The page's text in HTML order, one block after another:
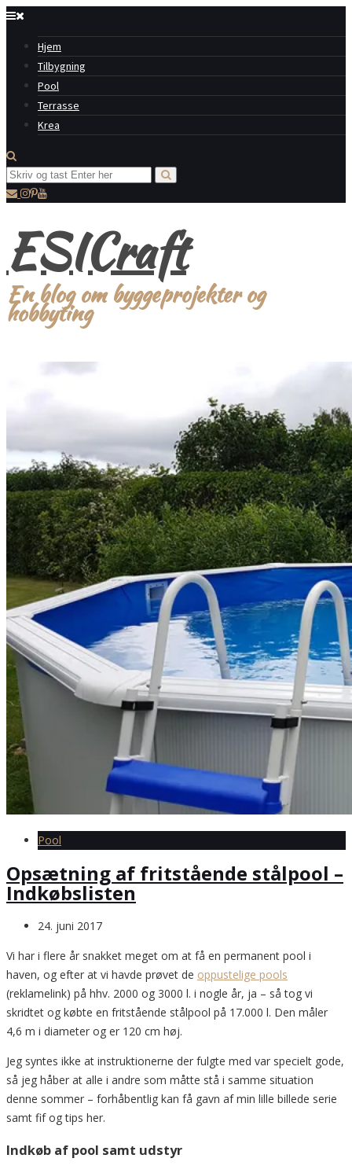
Hjem
Tilbygning
Pool
Terrasse
Krea
ESICraft
En blog om byggeprojekter og
hobbyting
Pool
Opsætning af fritstående stålpool –
Indkøbslisten
24. juni 2017
Vi har i flere år snakket meget om at få en permanent pool i
haven, og efter at vi havde prøvet de oppustelige pools
(reklamelink) på hhv. 2000 og 3000 l. i nogle år, ja – så tog vi
skridtet og købte en fritstående stålpool på 17.000 l. Den måler
4,6 m i diameter og er 120 cm høj.
Jeg syntes ikke at instruktionerne der fulgte med var specielt gode,
så jeg håber at alle i andre som måtte stå i samme situation
denne sommer – forhåbentlig kan få gavn af min lille billede serie
samt fif og tips her.
Indkøb af pool samt udstyr